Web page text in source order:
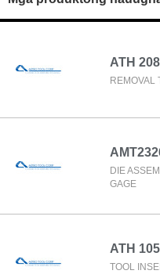
ATH
REMOVAL
DIE
GAGE
ATH
TOOL